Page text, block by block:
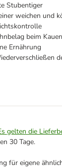
Stubentiger
weichen und
beim
Ernährung
gelten die
30 Tage.
eigene